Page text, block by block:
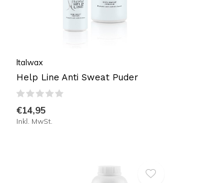
Italwax
Help Line Anti Sweat Puder
€14,95
Inkl. MwSt.